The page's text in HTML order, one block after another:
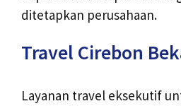
ditetapkan perusahaan.
Travel Cirebon
Layanan travel eksekutif